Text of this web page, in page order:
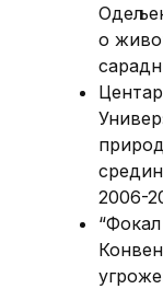
о
2006-